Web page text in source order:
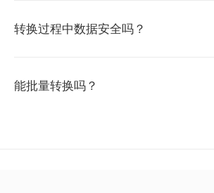
转换过程中数据安全吗？
能批量转换吗？